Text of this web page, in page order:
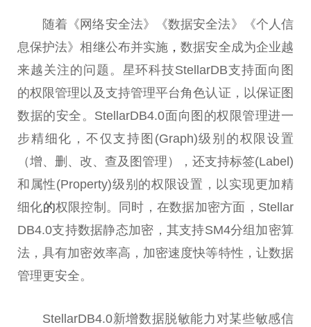
随着《网络安全法》《数据安全法》《个人信
息保护法》相继公布并实施 ，数据安全成为企业越
来越关注的问题。星环科技StellarDB支持面向图
的权限管理以及支持管理平台角色认证，以保证图
数据的安全。StellarDB4.0面向图的权限管理进一
步精细化，不仅支持图(Graph)级别的权限设置
（增、删、改、查及图管理），还支持标签(Label)
和属性(Property)级别的权限设置，以实现更加精
细化的权限控制。同时，在数据加密方面，Stellar
DB4.0支持数据静态加密，其支持SM4分组加密算
法，具有加密效率高，加密速度快等特性 ，让数据
管理更安全。
StellarDB4.0新增数据脱敏能力对某些敏感信